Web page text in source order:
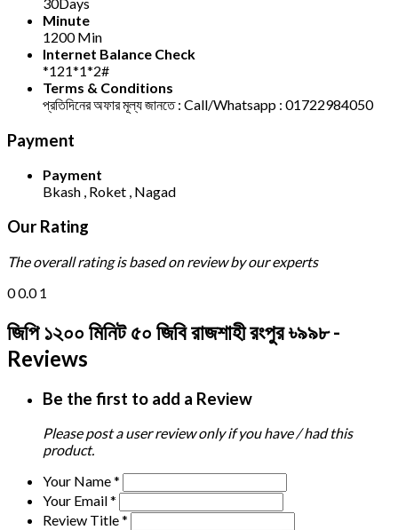
Minute
1200 Min
Internet Balance Check
*121*1*2#
Terms & Conditions
প্রতিদিনের অফার মূল্য জানতে : Call/Whatsapp : 01722984050
Payment
Payment
Bkash , Roket , Nagad
Our Rating
The overall rating is based on review by our experts
00.0 1
জিপি ১২০০ মিনিট ৫০ জিবি রাজশাহী রংপুর ৳৯৯৮ -
Reviews
Be the first to add a Review
Please post a user review only if you have / had this
product.
Your Name*
Your Email*
Review Title*